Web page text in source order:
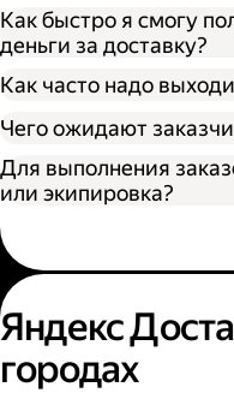
Как быстро я смогу
деньги за доставку?
Как часто надо
Чего ожидают
Для выполнения
или экипировка?
Яндекс
городах